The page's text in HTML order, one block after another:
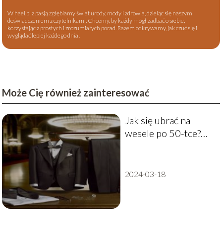
W hael.pl z pasją zgłębiamy świat urody, mody i zdrowia, dzieląc się naszym
doświadczeniem z czytelnikami. Chcemy, by każdy mógł zadbać o siebie,
korzystając z prostych i zrozumiałych porad. Razem odkrywamy, jak czuć się i
wyglądać lepiej każdego dnia!
Może Cię również zainteresować
Jak się ubrać na
wesele po 50-tce?
2024-03-18